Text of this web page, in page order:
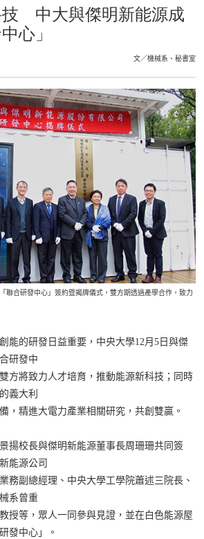
技 中大與傑明新能源成
心」
文／機械系、秘書室
聯合研發中心」簽約暨揭牌儀式，雙方期透過產學合作，致力
能的研發日益重要，中央大學12月5日與傑
研發中
方將致力人才培育，推動能源新科技；同時
義大利
，精進大電力產業相關研究，共創雙贏。
揚校長與傑明新能源董事長周珊珊共同簽
能源公司
務副總經理、中央大學工學院蕭述三院長、
系曾重
授等，眾人一同參與見證，並在白色能源屋
發中心」。